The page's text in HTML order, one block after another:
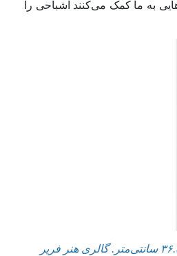
به ما کمک می‌کنند اشباحی را
سانتی‌متر. گالری هنر فریر